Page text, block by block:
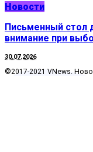
Новости
Письменный стол
внимание при
30.07.2026
©2017-2021 VNews.